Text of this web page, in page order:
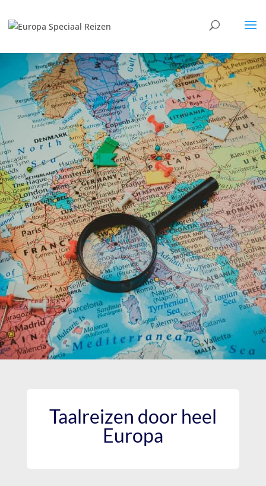
Taalreizen door heel
Europa